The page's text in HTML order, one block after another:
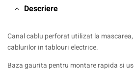
Descriere
Canal cablu perforat utilizat la
cablurilor in tablouri electrice.
Baza gaurita pentru montare rapida si